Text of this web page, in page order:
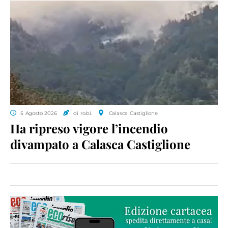
5 Agosto 2026 di ro.bi. Calasca Castiglione
Ha ripreso vigore l’incendio
divampato a Calasca Castiglione